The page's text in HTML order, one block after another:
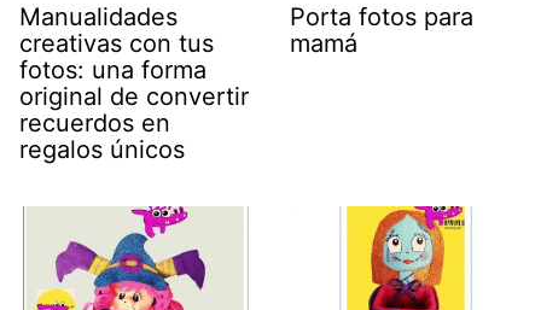
Manualidades
creativas con tus
fotos: una forma
original de convertir
recuerdos en
regalos únicos
Porta fotos para
mamá